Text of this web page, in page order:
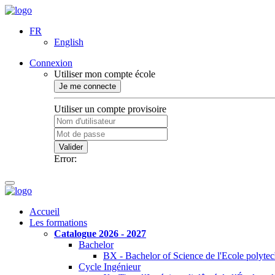
FR
English
Connexion
Utiliser mon compte école
Je me connecte
Utiliser un compte provisoire
Valider
Error:
Accueil
Les formations
Catalogue 2026 - 2027
Bachelor
BX - Bachelor of Science de l'Ecole
Cycle Ingénieur